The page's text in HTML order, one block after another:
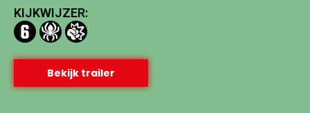
KIJKWIJZER:
Bekijk trailer